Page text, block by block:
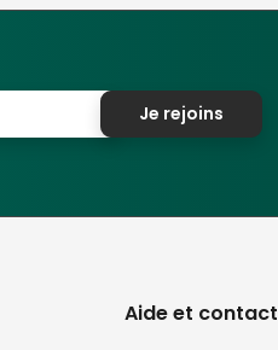
Je rejoins
Aide et contact